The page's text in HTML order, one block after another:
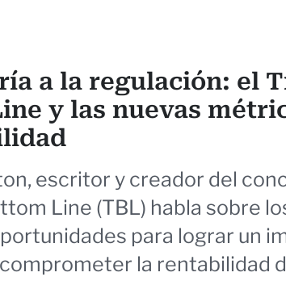
a la regulación: el
y las nuevas
escritor y creador del
Line (TBL) habla sobre
para lograr un
la rentabilidad